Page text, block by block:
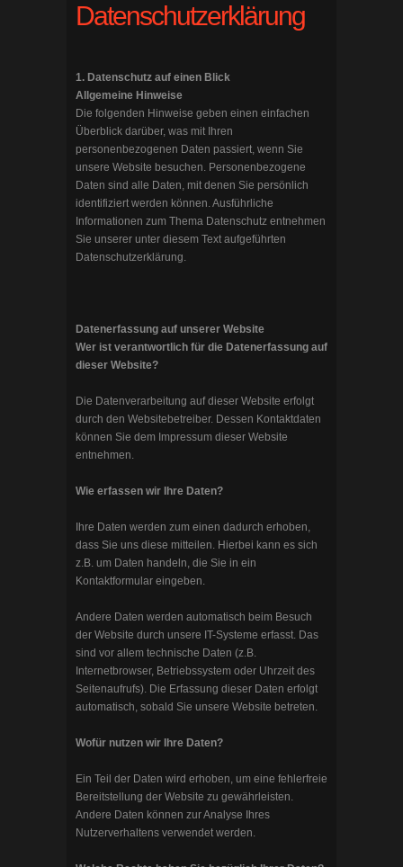
Datenschutzerklärung
1. Datenschutz auf einen Blick
Allgemeine Hinweise
Die folgenden Hinweise geben einen einfachen
Überblick darüber, was mit Ihren
personenbezogenen Daten passiert, wenn Sie
unsere Website besuchen. Personenbezogene
Daten sind alle Daten, mit denen Sie persönlich
identifiziert werden können. Ausführliche
Informationen zum Thema Datenschutz entnehmen
Sie unserer unter diesem Text aufgeführten
Datenschutzerklärung.
Datenerfassung auf unserer Website
Wer ist verantwortlich für die Datenerfassung auf
dieser Website?
Die Datenverarbeitung auf dieser Website erfolgt
durch den Websitebetreiber. Dessen Kontaktdaten
können Sie dem Impressum dieser Website
entnehmen.
Wie erfassen wir Ihre Daten?
Ihre Daten werden zum einen dadurch erhoben,
dass Sie uns diese mitteilen. Hierbei kann es sich
z.B. um Daten handeln, die Sie in ein
Kontaktformular eingeben.
Andere Daten werden automatisch beim Besuch
der Website durch unsere IT-Systeme erfasst. Das
sind vor allem technische Daten (z.B.
Internetbrowser, Betriebssystem oder Uhrzeit des
Seitenaufrufs). Die Erfassung dieser Daten erfolgt
automatisch, sobald Sie unsere Website betreten.
Wofür nutzen wir Ihre Daten?
Ein Teil der Daten wird erhoben, um eine fehlerfreie
Bereitstellung der Website zu gewährleisten.
Andere Daten können zur Analyse Ihres
Nutzerverhaltens verwendet werden.